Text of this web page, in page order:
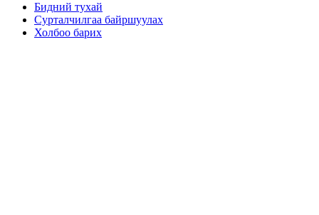
Бидний тухай
Сурталчилгаа байршуулах
Холбоо барих